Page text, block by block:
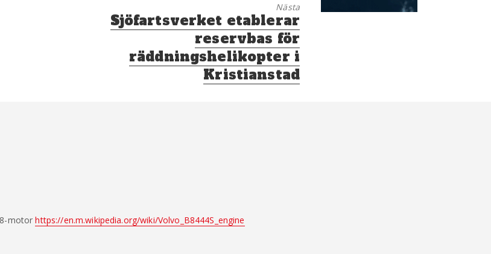
Nästa
Nästa
inlägg:
Sjöfartsverket etablerar
reservbas för
räddningshelikopter i
Kristianstad
motorhttps://en.m.wikipedia.org/wiki/Volvo_B8444S_engine